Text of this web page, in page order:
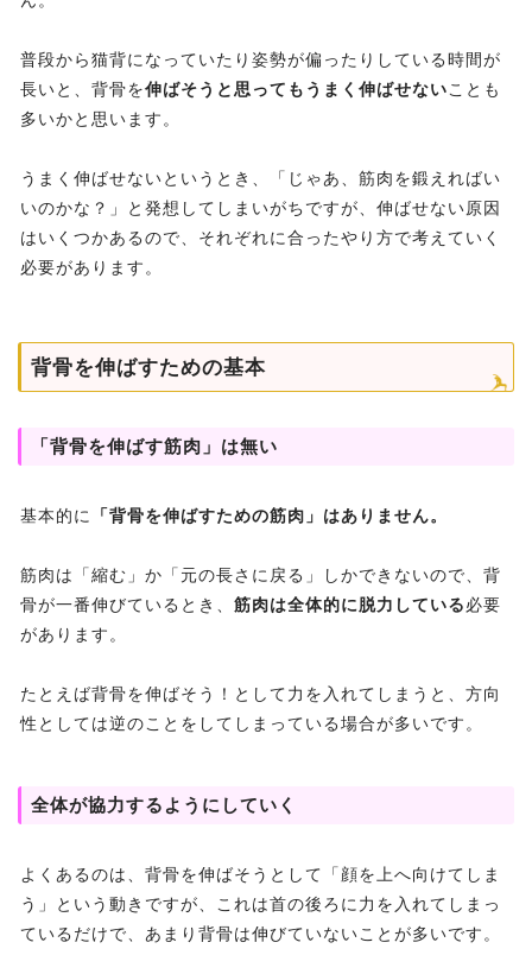
普段から猫背になっていたり姿勢が偏ったりしている時間が
長いと、背骨を伸ばそうと思ってもうまく伸ばせないことも
多いかと思います。
うまく伸ばせないというとき、「じゃあ、筋肉を鍛えればい
いのかな？」と発想してしまいがちですが、伸ばせない原因
はいくつかあるので、それぞれに合ったやり方で考えていく
必要があります。
背骨を伸ばすための基本
「背骨を伸ばす筋肉」は無い
基本的に 「背骨を伸ばすための筋肉」はありません。
筋肉は「縮む」か「元の長さに戻る」しかできないので、背
骨が一番伸びているとき、 筋肉は全体的に脱力している必要
があります。
たとえば背骨を伸ばそう！として力を入れてしまうと、方向
性としては逆のことをしてしまっている場合が多いです。
全体が協力するようにしていく
よくあるのは、背骨を伸ばそうとして「顔を上へ向けてしま
う」という動きですが、これは首の後ろに力を入れてしまっ
ているだけで、あまり背骨は伸びていないことが多いです。